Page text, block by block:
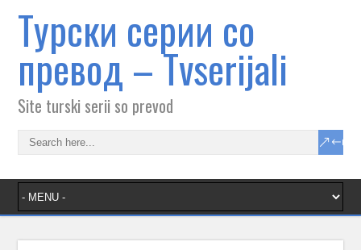
Tурски серии со
превод – Тvserijali
Site turski serii so prevod